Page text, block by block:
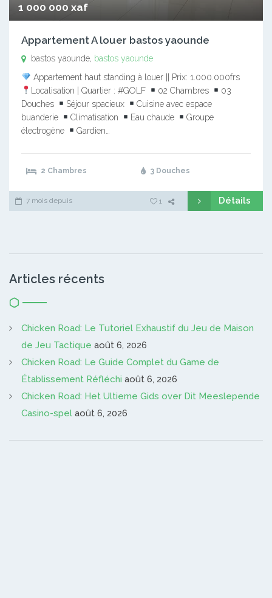
1 000 000 xaf
Appartement A louer bastos yaounde
bastos yaounde, bastos yaounde
Appartement haut standing à louer || Prix: 1.000.000frs
Localisation | Quartier : #GOLF
02 Chambres
03
Douches
Séjour spacieux
Cuisine avec espace
buanderie
Climatisation Eau chaude
Groupe
électrogène
Gardien…
2 Chambres 3 Douches
7 mois depuis 1 Détails
Articles récents
Chicken Road: Le Tutoriel Exhaustif du Jeu de Maison
de Jeu Tactique août 6, 2026
Chicken Road: Le Guide Complet du Game de
Établissement Réfléchi août 6, 2026
Chicken Road: Het Ultieme Gids over Dit Meeslepende
Casino-spel août 6, 2026